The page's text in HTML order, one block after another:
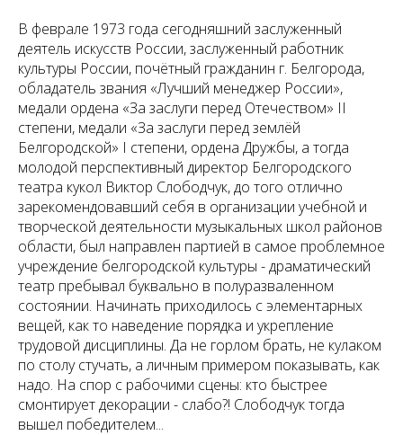
В феврале 1973 года сегодняшний заслуженный
деятель искусств России, заслуженный работник
культуры России, почётный гражданин г. Белгорода,
обладатель звания «Лучший менеджер России»,
медали ордена «За заслуги перед Отечеством» II
степени, медали «За заслуги перед землёй
Белгородской» I степени, ордена Дружбы, а тогда
молодой перспективный директор Белгородского
театра кукол Виктор Слободчук, до того отлично
зарекомендовавший себя в организации учебной и
творческой деятельности музыкальных школ районов
области, был направлен партией в самое проблемное
учреждение белгородской культуры - драматический
театр пребывал буквально в полуразваленном
состоянии. Начинать приходилось с элементарных
вещей, как то наведение порядка и укрепление
трудовой дисциплины. Да не горлом брать, не кулаком
по столу стучать, а личным примером показывать, как
надо. На спор с рабочими сцены: кто быстрее
смонтирует декорации - слабо?! Слободчук тогда
вышел победителем...